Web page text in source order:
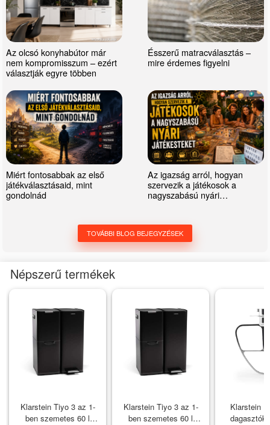
Az olcsó konyhabútor már
nem kompromisszum – ezért
választják egyre többen
Ésszerű matracválasztás –
mire érdemes figyelni
Miért fontosabbak az első
játékválasztásaid, mint
gondolnád
Az igazság arról, hogyan
szervezik a játékosok a
nagyszabású nyári
TOVÁBBI BLOG BEJEGYZÉSEK
Népszerű termékek
Klarstein Tiyo 3 az 1-
ben szemetes 60 l
Klarstein Tiyo 3 az 1-
ben szemetes 60 l
Klarstein